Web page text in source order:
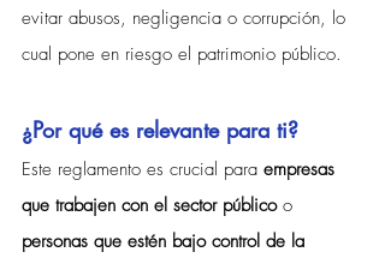
evitar abusos, negligencia o corrupción, lo
cual pone en riesgo el patrimonio público.
¿Por qué es relevante para ti?
Este reglamento es crucial para empresas
que trabajen con el sector público o
personas que estén bajo control de la